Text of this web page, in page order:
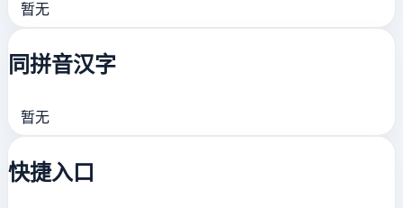
暂无
同拼音汉字
暂无
快捷入口